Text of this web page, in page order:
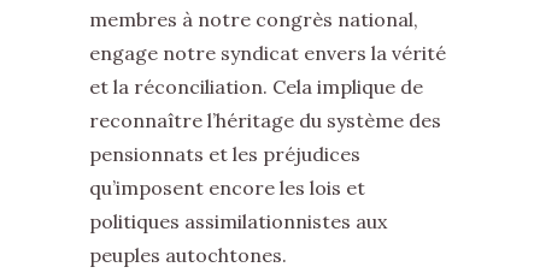
membres à notre congrès national,
engage notre syndicat envers la vérité
et la réconciliation. Cela implique de
reconnaître l’héritage du système des
pensionnats et les préjudices
qu’imposent encore les lois et
politiques assimilationnistes aux
peuples autochtones.